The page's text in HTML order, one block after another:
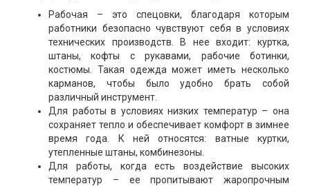
Рабочая – это спецовки, благодаря которым
работники безопасно чувствуют себя в условиях
технических производств. В нее входит: куртка,
штаны, кофты с рукавами, рабочие ботинки,
костюмы. Такая одежда может иметь несколько
карманов, чтобы было удобно брать собой
различный инструмент.
Для работы в условиях низких температур – она
сохраняет тепло и обеспечивает комфорт в зимнее
время года. К ней относятся: ватные куртки,
утепленные штаны, комбинезоны.
Для работы, когда есть воздействие высоких
температур – ее пропитывают жаропрочным